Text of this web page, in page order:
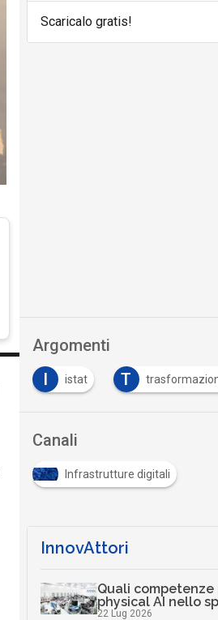
Scaricalo gratis!
Argomenti
I
istat T
Canali
Infrastrutture digitali
InnovAttori
Quali
physical AI nello
22 Lug 2026